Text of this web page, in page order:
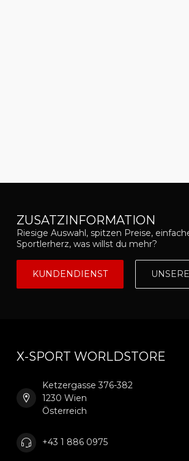
ZUSATZINFORMATION
Riesige Auswahl, spitzen Preise,
Sportlerherz, was willst du mehr?
KUNDENDIENST
X-SPORT WORLDSTORE
Ketzergasse 376-382
1230 Wien
Österreich
+43 1 886 0975